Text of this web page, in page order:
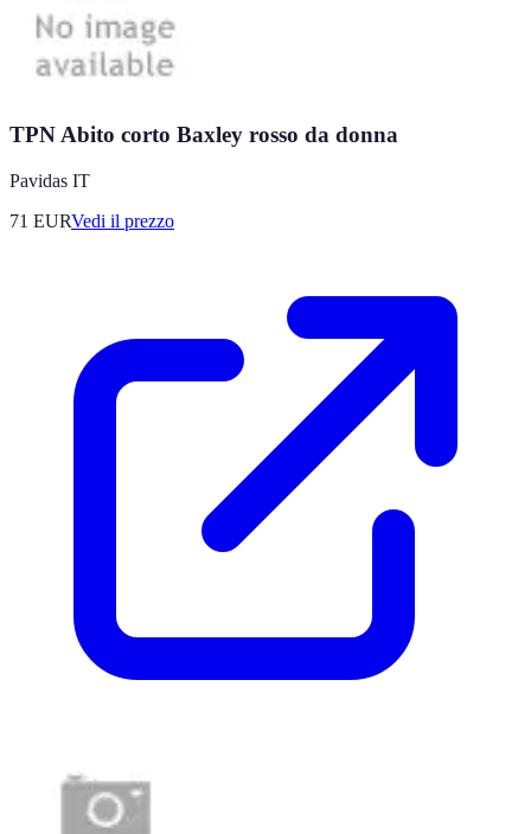
TPN Abito corto Baxley rosso da donna
Pavidas IT
71 EURVedi il prezzo